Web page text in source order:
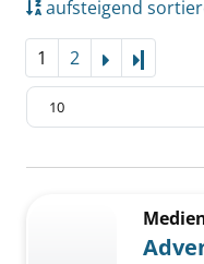
aufsteigend
1 2
Zu den Suchfiltern